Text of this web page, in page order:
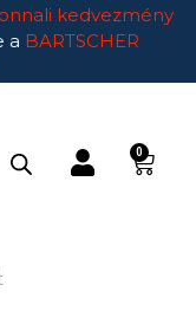
kedvezmény
a BARTSCHER
0